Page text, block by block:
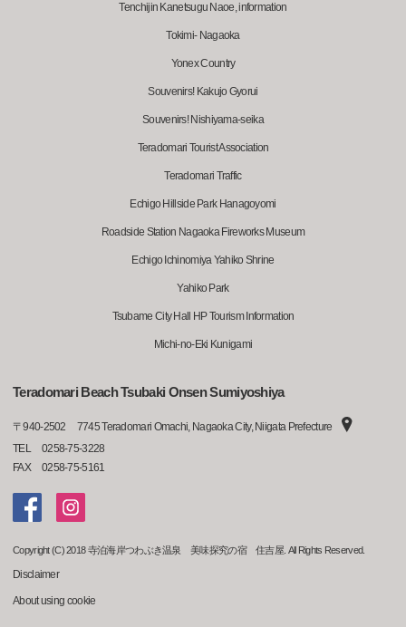
Tenchijin Kanetsugu Naoe, information
Tokimi- Nagaoka
Yonex Country
Souvenirs! Kakujo Gyorui
Souvenirs! Nishiyama-seika
Teradomari Tourist Association
Teradomari Traffic
Echigo Hillside Park Hanagoyomi
Roadside Station Nagaoka Fireworks Museum
Echigo Ichinomiya Yahiko Shrine
Yahiko Park
Tsubame City Hall HP Tourism Information
Michi-no-Eki Kunigami
Teradomari Beach Tsubaki Onsen Sumiyoshiya
〒940-2502
7745 Teradomari Omachi, Nagaoka City, Niigata Prefecture
TEL
0258-75-3228
FAX
0258-75-5161
Copyright (C) 2018 寺泊海岸つわぶき温泉 美味探究の宿 住吉屋. All Rights Reserved.
Disclaimer
About using cookie